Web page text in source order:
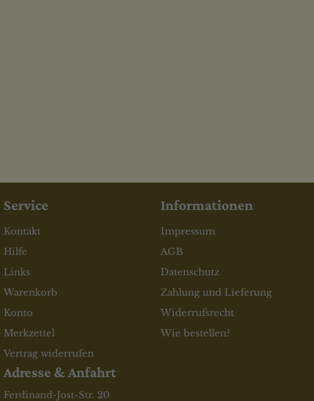
Service
Kontakt
Hilfe
Links
Warenkorb
Konto
Merkzettel
Vertrag widerrufen
Informationen
Impressum
AGB
Datenschutz
Zahlung und Lieferung
Widerrufsrecht
Wie bestellen?
Adresse & Anfahrt
Ferdinand-Jost-Str. 20